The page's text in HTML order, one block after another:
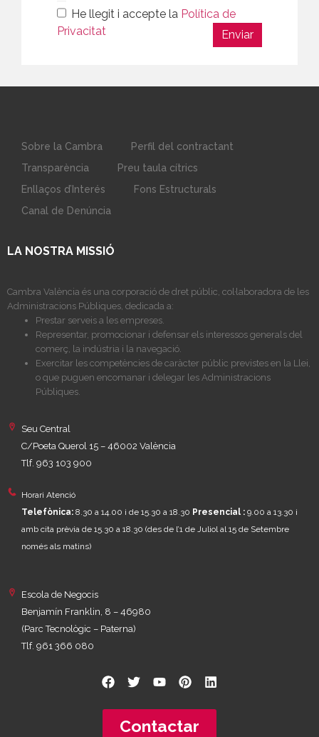
He llegit i accepte la Política de
Privacitat
Sobre la Cambra
Perfil del contractant
Transparència
Preu taula cítrics
Enllaços d’Interés
Fons Estructurals
Canal de Denúncia
LA NOSTRA MISSIÓ
Cambra València és una corporació de dret públic, col·laboradora de les
Administracions Públiques, dedicada a:
Prestar serveis a les empreses.
Representar, promocionar i defensar els interessos generals del
comerç, la indústria i la navegació.
Exercitar les competències de caràcter públic previstes en la Llei,
o que puguen encomanar i delegar les Administracions
Públiques.
Seu Central
C/Poeta Querol 15 – 46002 València
Tlf. 963 103 900
Horari Atenció
Telefònica: 8.30 a 14.00 i de 15.30 a 18.30 Presencial : 9.00 a 13.30 i
amb cita prèvia de 15.30 a 18.30 (des de l’1 de Juliol al 15 de Setembre
només als matins)
Escola de Negocis
Benjamín Franklin, 8 – 46980
(Parc Tecnològic – Paterna)
Tlf. 961 366 080
Contactar